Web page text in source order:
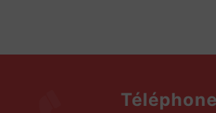
Téléphone